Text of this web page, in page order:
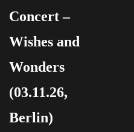
Concert –
Wishes and
Wonders
(03.11.26,
Berlin)